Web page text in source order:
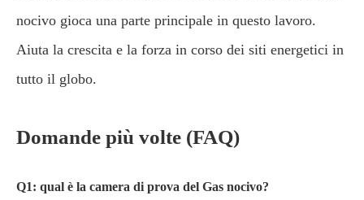
nocivo gioca una parte principale in questo lavoro.
Aiuta la crescita e la forza in corso dei siti energetici in
tutto il globo.
Domande più volte (FAQ)
Q1: qual è la camera di prova del Gas nocivo?